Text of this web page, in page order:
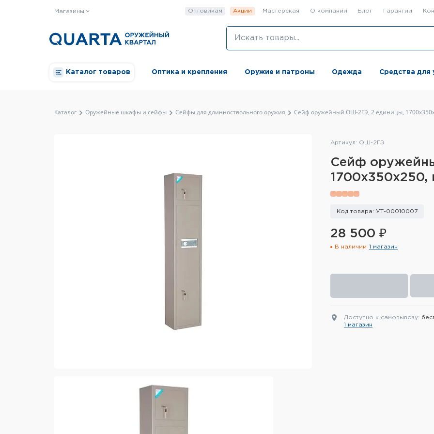
Магазины Оптовикам Акции Мастерская О компании Блог Гарантии
Каталог товаров Оптика и крепления Оружие и патроны Одежда Средства для
Каталог Оружейные шкафы и сейфы Сейфы для длинноствольного оружия Сейф оружейный ОШ-2ГЭ, 2 единицы,
Артикул: ОШ-2ГЭ
Сейф
1700x350x250,
Код товара: УТ-00010007
28 500 ₽
В наличии 1 магазин
Доступно к самовывозу:
1 магазин